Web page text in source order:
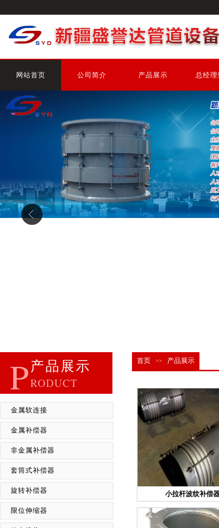
网站首页 公司简介 产品展示 总经理
P产品展示
RODUCT
金属软连接
金属补偿器
非金属补偿器
套筒式补偿器
旋转补偿器
限位伸缩器
首页 >> 产品展示
小拉杆波纹补偿